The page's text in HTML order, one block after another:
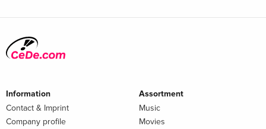
Information
Contact & Imprint
Company profile
Assortment
Music
Movies